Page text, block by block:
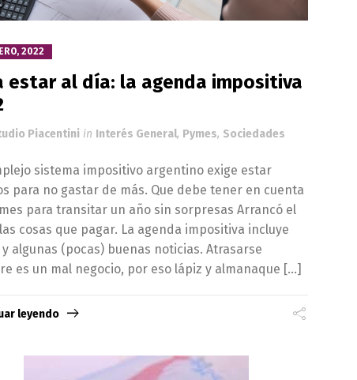
2022
estar al día: la agenda impositiva
Piacentini in Interés General, Pymes, Sociedades
sistema impositivo argentino exige estar
para no gastar de más. Que debe tener en cuenta
para transitar un año sin sorpresas Arrancó el
cosas que pagar. La agenda impositiva incluye
y algunas (pocas) buenas noticias. Atrasarse
es un mal negocio, por eso lápiz y almanaque […]
leyendo